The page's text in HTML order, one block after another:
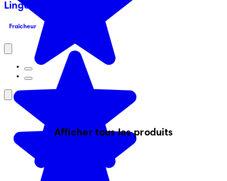
Lingettes
Fraîcheur
Afficher tous les produits